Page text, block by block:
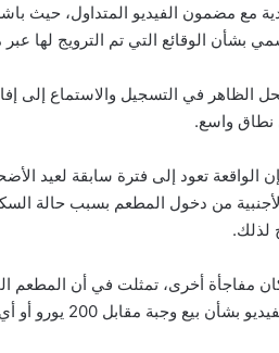
مع مضمون الفيديو المتداول، حيث
بشأن الوقائع التي تم الترويج لها
الظاهر في التسجيل والاستماع إلى
نطاق واسع.
تعود إلى فترة سابقة لعيد
من دخول المطعم بسبب حالة السكر
لذلك.
مفاجأة أخرى، تمثلت في أن المطعم
مقابل 200 يورو أو أي مبلغ مماثل.